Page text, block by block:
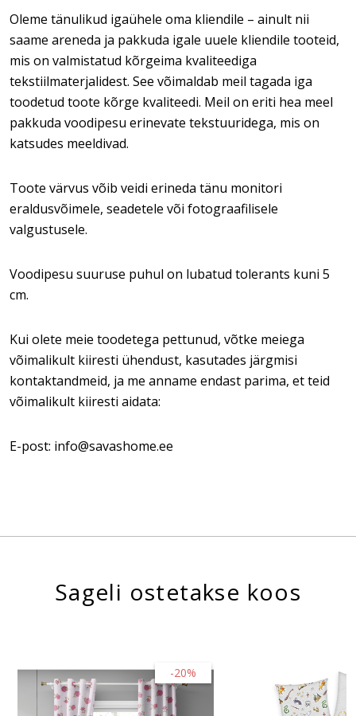
Oleme tänulikud igaühele oma kliendile – ainult nii
saame areneda ja pakkuda igale uuele kliendile tooteid,
mis on valmistatud kõrgeima kvaliteediga
tekstiilmaterjalidest. See võimaldab meil tagada iga
toodetud toote kõrge kvaliteedi. Meil on eriti hea meel
pakkuda voodipesu erinevate tekstuuridega, mis on
katsudes meeldivad.
Toote värvus võib veidi erineda tänu monitori
eraldusvõimele, seadetele või fotograafilisele
valgustusele.
Voodipesu suuruse puhul on lubatud tolerants kuni 5
cm.
Kui olete meie toodetega pettunud, võtke meiega
võimalikult kiiresti ühendust, kasutades järgmisi
kontaktandmeid, ja me anname endast parima, et teid
võimalikult kiiresti aidata:
E-post: info@savashome.ee
Sageli ostetakse koos
-20%